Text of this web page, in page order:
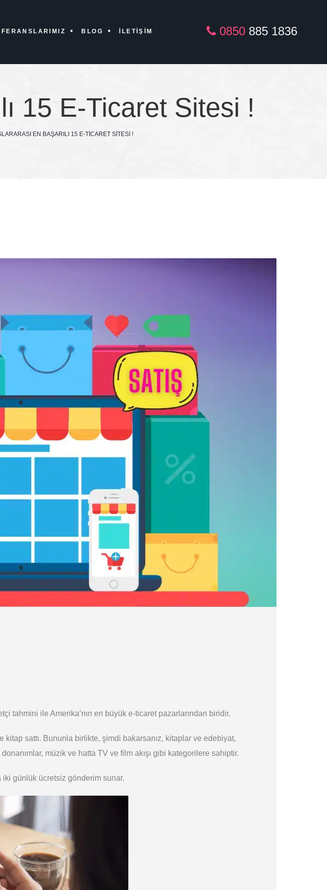
BLOG İLETIŞIM 0850 885 1836
15 E-Ticaret Sitesi !
EN BAŞARILI 15 E-TICARET SITESI !
tahmini ile Amerika’nın en büyük e-ticaret pazarlarından biridir.
kitap sattı. Bununla birlikte, şimdi bakarsanız, kitaplar ve edebiyat,
müzik ve hatta TV ve film akışı gibi kategorilere sahiptir.
günlük ücretsiz gönderim sunar.